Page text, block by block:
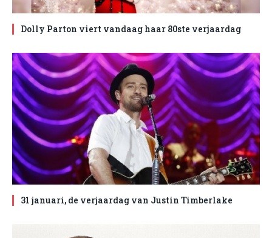
Dolly Parton viert vandaag haar 80ste verjaardag
31 januari, de verjaardag van Justin Timberlake